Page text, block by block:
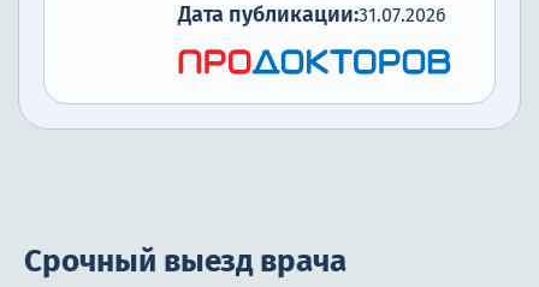
Дата публикации:31.07.2026
Срочный выезд врача